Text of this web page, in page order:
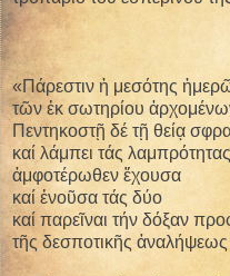
«Πάρεστιν ἡ μεσότης
τῶν ἐκ σωτηρίου
Πεντηκοστῇ δέ τῇ θείᾳ
καί λάμπει τάς λαμπρότητας
ἀμφοτέρωθεν ἔχουσα
καί ἑνοῦσα τάς δύο
καί παρεῖναι τήν δόξαν
τῆς δεσποτικῆς ἀναλήψεως